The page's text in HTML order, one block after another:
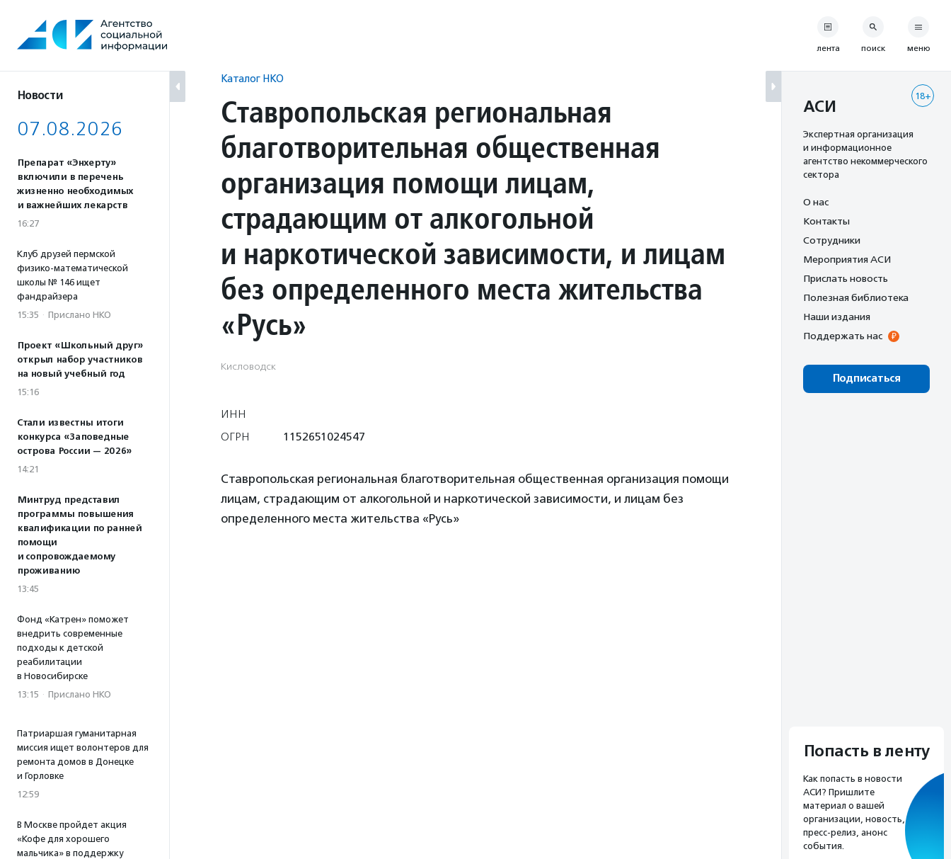
содержанию
Новости
07.08.2026
Препарат «Энхерту»
включили в перечень
жизненно необходимых
и важнейших лекарств
16:27
Клуб друзей пермской
физико-математической
школы № 146 ищет
фандрайзера
15:35 · Прислано НКО
Проект «Школьный друг»
открыл набор участников
на новый учебный год
15:16
Стали известны итоги
конкурса «Заповедные
острова России — 2026»
14:21
Минтруд представил
программы повышения
квалификации по ранней
помощи
и сопровождаемому
проживанию
13:45
Фонд «Катрен» поможет
внедрить современные
подходы к детской
реабилитации
в Новосибирске
13:15 · Прислано НКО
Патриаршая гуманитарная
миссия ищет волонтеров для
ремонта домов в Донецке
и Горловке
12:59
В Москве пройдет акция
«Кофе для хорошего
мальчика» в поддержку
Каталог НКО
Ставропольская региональная
благотворительная общественная
организация помощи лицам,
страдающим от алкогольной
и наркотической зависимости, и лицам
без определенного места жительства
«Русь»
Кисловодск
ИНН
ОГРН
1152651024547
Ставропольская региональная благотворительная общественная организация помощи
лицам, страдающим от алкогольной и наркотической зависимости, и лицам без
определенного места жительства «Русь»
лента поиск меню
18+
АСИ
Экспертная организация
и информационное
агентство некоммерческого
сектора
О нас
Контакты
Сотрудники
Мероприятия АСИ
Прислать новость
Полезная библиотека
Наши издания
Поддержать нас
Подписаться
Попасть в ленту
Как попасть в новости
АСИ? Пришлите
материал о вашей
организации, новость,
пресс-релиз, анонс
события.